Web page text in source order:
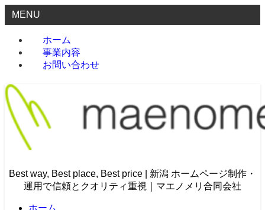
MENU
ホーム
事業内容
お問い合わせ
Best way, Best place, Best price | 新潟 ホームページ制作・
運用で信頼とクオリティ重視｜マエノメリ合同会社
ホーム